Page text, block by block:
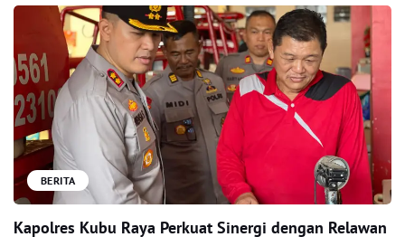
BERITA
Kapolres Kubu Raya Perkuat Sinergi dengan Relawan